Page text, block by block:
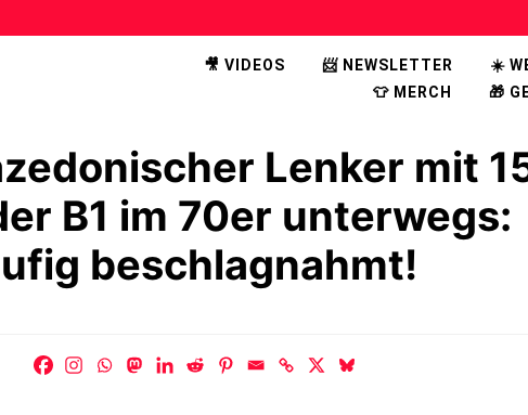
🎥 VIDEOS 📨 NEWSLETTER ☀️
👕 MERCH
🎁
Lenker mit
B1 im 70er unterwegs:
beschlagnahmt!